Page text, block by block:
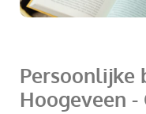
Persoonlijke
Hoogeveen